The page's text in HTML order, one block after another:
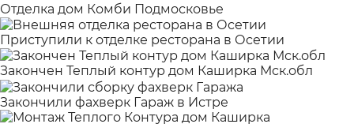
Отделка дом Комби Подмосковье
Приступили к отделке ресторана в Осетии
Закончен Теплый контур дом Каширка Мск.обл
Закончили фахверк Гараж в Истре